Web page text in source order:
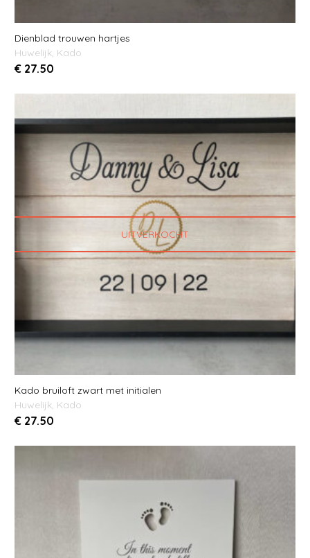
Dienblad trouwen hartjes
Huwelijk, Kado
€ 27.50
UITVERKOCHT
Kado bruiloft zwart met initialen
Huwelijk, Kado
€ 27.50